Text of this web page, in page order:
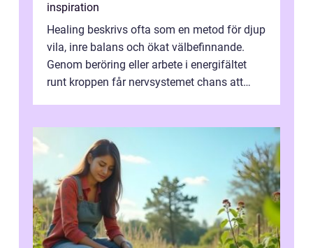
inspiration
Healing beskrivs ofta som en metod för djup
vila, inre balans och ökat välbefinnande.
Genom beröring eller arbete i energifältet
runt kroppen får nervsystemet chans att